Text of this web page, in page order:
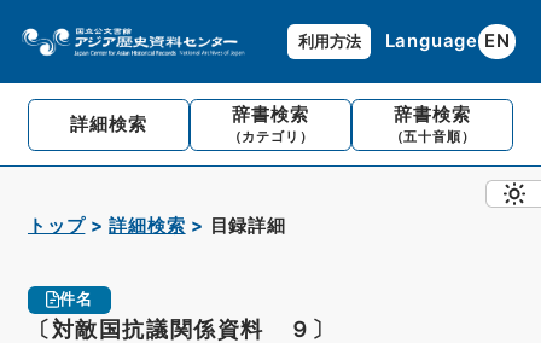
利用方法 Language EN
詳細検索 辞書検索
（カテゴリ）
辞書検索
（五十音順）
トップ 詳細検索 目録詳細
件名
〔対敵国抗議関係資料 ９〕